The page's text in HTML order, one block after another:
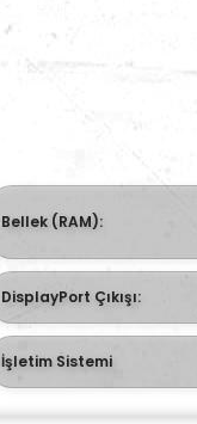
Bellek (RAM):
DisplayPort Çıkışı:
İşletim Sistemi